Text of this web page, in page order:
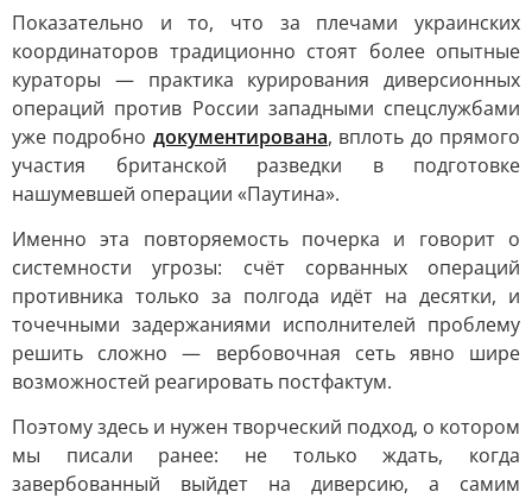
Показательно и то, что за плечами украинских
координаторов традиционно стоят более опытные
кураторы — практика курирования диверсионных
операций против России западными спецслужбами
уже подробно документирована, вплоть до прямого
участия британской разведки в подготовке
нашумевшей операции «Паутина».
Именно эта повторяемость почерка и говорит о
системности угрозы: счёт сорванных операций
противника только за полгода идёт на десятки, и
точечными задержаниями исполнителей проблему
решить сложно — вербовочная сеть явно шире
возможностей реагировать постфактум.
Поэтому здесь и нужен творческий подход, о котором
мы писали ранее: не только ждать, когда
завербованный выйдет на диверсию, а самим